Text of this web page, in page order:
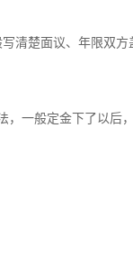
清楚面议、年限双
，一般定金下了以后